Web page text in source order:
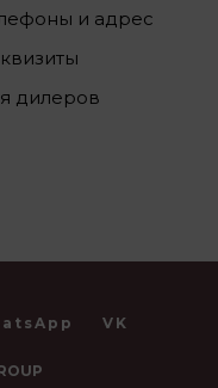
и адрес
дилеров
VK